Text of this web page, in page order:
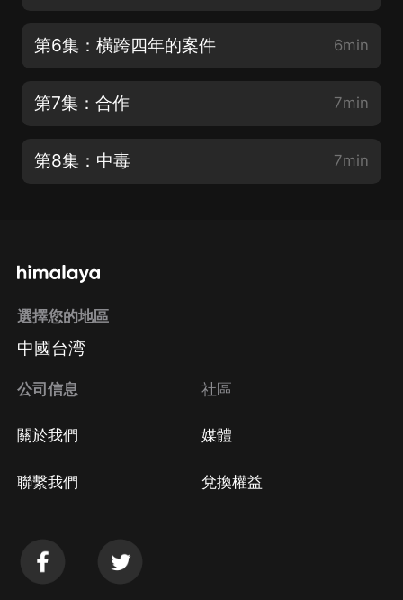
第6集：橫跨四年的案件 6min
第7集：合作 7min
第8集：中毒 7min
選擇您的地區
中國台湾
公司信息
關於我們
聯繫我們
社區
媒體
兌換權益